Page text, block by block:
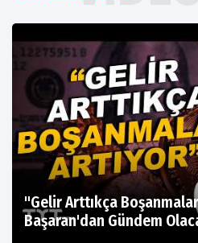
"Gelir Arttıkça
Başaran'dan Gündem